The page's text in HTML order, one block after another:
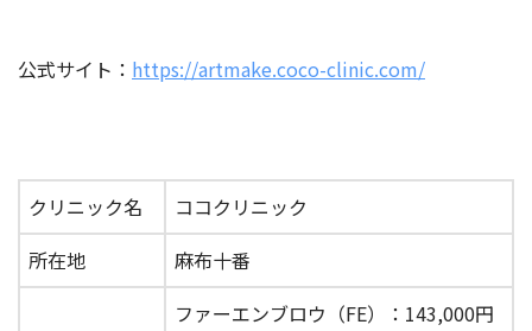
公式サイト： https://artmake.coco-clinic.com/
クリニック名
ココクリニック
所在地
麻布十番
ファーエンブロウ（FE）
：143,000円